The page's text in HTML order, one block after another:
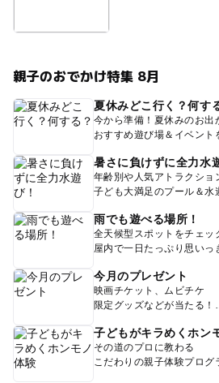
親子のおでかけ特集 8月
夏休みどこ行く？何す
今から準備！夏休みのお出
おすすめ遊び場＆イベント
暑さに負けずに全力水
年齢別や人気アトラクショ
子ども大満足のプール＆水
雨でも遊べる場所！
全天候型スポットをチェッ
屋内で一日たっぷり思いっ
今月のプレゼント
映画チケット、ムビチケ
限定グッズなどが当たる！
子どもがキラめくホン
その道のプロに教わる
こだわりの親子体験プログ